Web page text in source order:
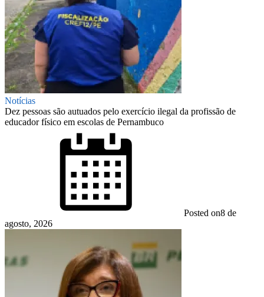
Notícias
Dez pessoas são autuados pelo exercício ilegal da profissão de
educador físico em escolas de Pernambuco
Posted on8 de
agosto, 2026